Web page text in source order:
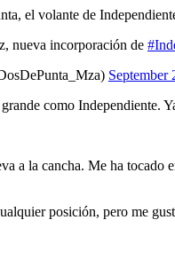
el volante de
nueva incorporación de
September
como Independiente.
a la cancha. Me ha
posición, pero me